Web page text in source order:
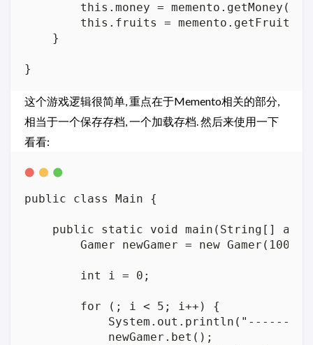
        this.money = memento.getMoney();
this.fruits =
    }
这个游戏逻辑很简单, 重点在于Memento相关的部分,
相当于一个保存存档, 一个加载存档. 然后来使用一下
看看:
public class Main {
public static void main(String[]
        Gamer newGamer = new Gamer(100);
        int i = 0;
        for (; i < 5; i++) {
            newGamer.bet();